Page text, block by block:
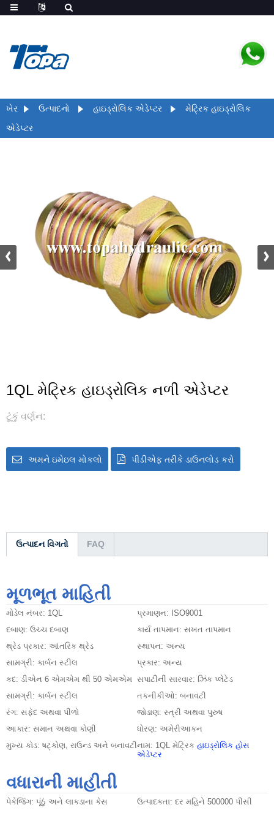
ખેર ઉત્પાદનો હાઇડ્રોલિક એડેપ્ટર
મેટ્રિક હાઇડ્રોલિક
એડેપ્ટર
1QL મેટ્રિક હાઇડ્રોલિક નળી એડેપ્ટર
ટૂંકું વર્ણન:
અમને ઇમેઇલ મોકલો પીડીએફ તરીકે ડાઉનલોડ કરો
ઉત્પાદન વિગતો FAQ
મૂળભૂત માહિતી
મોડેલ નંબર: 1QL પ્રમાણન: ISO9001
દબાણ: ઉચ્ચ દબાણ કાર્ય તાપમાન: સખત તાપમાન
થ્રેડ પ્રકાર: આંતરિક થ્રેડ સ્થાપન: અન્ય
સામગ્રી: કાર્બન સ્ટીલ પ્રકાર: અન્ય
કદ: ડીએન 6 એમએમ થી 50 એમએમ સપાટીની સારવાર: ઝિંક પ્લેટેડ
સામગ્રી: કાર્બન સ્ટીલ તકનીકીઓ: બનાવટી
રંગ: સફેદ અથવા પીળો જોડાણ: સ્ત્રી અથવા પુરુષ
આકાર: સમાન અથવા કોણી ધોરણ: અમેરીઆકન
મુખ્ય કોડ: ષટ્કોણ, રાઉન્ડ અને બનાવટીનામ: 1QL મેટ્રિક હાઇડ્રોલિક હોસ
એડેપ્ટર
વધારાની માહીતી
પેકેજિંગ: પૂંઠું અને લાકડાના કેસ ઉત્પાદકતા: દર મહિને 500000 પીસી